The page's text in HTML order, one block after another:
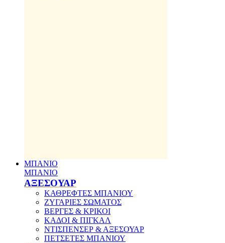
ΜΠΑΝΙΟ
ΜΠΑΝΙΟ
ΑΞΕΣΟΥΑΡ
ΚΑΘΡΕΦΤΕΣ ΜΠΑΝΙΟΥ
ΖΥΓΑΡΙΕΣ ΣΩΜΑΤΟΣ
ΒΕΡΓΕΣ & ΚΡΙΚΟΙ
ΚΑΔΟΙ & ΠΙΓΚΑΛ
ΝΤΙΣΠΕΝΣΕΡ & ΑΞΕΣΟΥΑΡ
ΠΕΤΣΕΤΕΣ ΜΠΑΝΙΟΥ